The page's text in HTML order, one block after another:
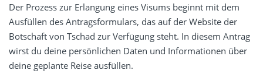
Der Prozess zur Erlangung eines Visums beginnt mit dem
Ausfüllen des Antragsformulars, das auf der Website der
Botschaft von Tschad zur Verfügung steht. In diesem Antrag
wirst du deine persönlichen Daten und Informationen über
deine geplante Reise ausfüllen.